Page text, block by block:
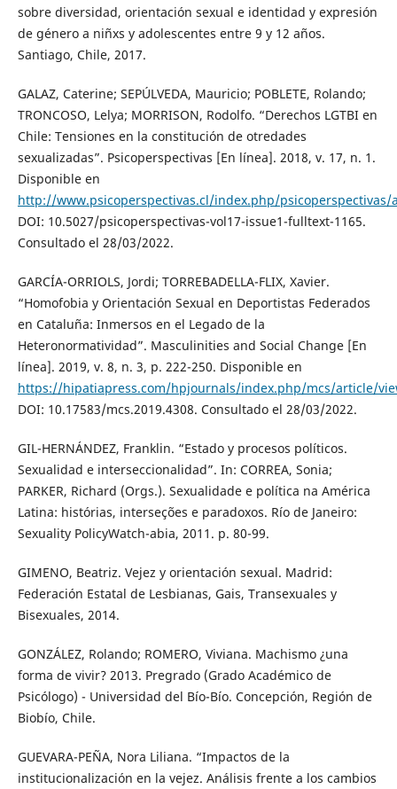
sobre diversidad, orientación sexual e identidad y expresión
de género a niñxs y adolescentes entre 9 y 12 años.
Santiago, Chile, 2017.
GALAZ, Caterine; SEPÚLVEDA, Mauricio; POBLETE, Rolando;
TRONCOSO, Lelya; MORRISON, Rodolfo. “Derechos LGTBI en
Chile: Tensiones en la constitución de otredades
sexualizadas”. Psicoperspectivas [En línea]. 2018, v. 17, n. 1.
Disponible en
http://www.psicoperspectivas.cl/index.php/psicoperspectivas/
DOI: 10.5027/psicoperspectivas-vol17-issue1-fulltext-1165.
Consultado el 28/03/2022.
GARCÍA-ORRIOLS, Jordi; TORREBADELLA-FLIX, Xavier.
“Homofobia y Orientación Sexual en Deportistas Federados
en Cataluña: Inmersos en el Legado de la
Heteronormatividad”. Masculinities and Social Change [En
línea]. 2019, v. 8, n. 3, p. 222-250. Disponible en
https://hipatiapress.com/hpjournals/index.php/mcs/article/
DOI: 10.17583/mcs.2019.4308. Consultado el 28/03/2022.
GIL-HERNÁNDEZ, Franklin. “Estado y procesos políticos.
Sexualidad e interseccionalidad”. In: CORREA, Sonia;
PARKER, Richard (Orgs.). Sexualidade e política na América
Latina: histórias, interseções e paradoxos. Río de Janeiro:
Sexuality PolicyWatch-abia, 2011. p. 80-99.
GIMENO, Beatriz. Vejez y orientación sexual. Madrid:
Federación Estatal de Lesbianas, Gais, Transexuales y
Bisexuales, 2014.
GONZÁLEZ, Rolando; ROMERO, Viviana. Machismo ¿una
forma de vivir? 2013. Pregrado (Grado Académico de
Psicólogo) - Universidad del Bío-Bío. Concepción, Región de
Biobío, Chile.
GUEVARA-PEÑA, Nora Liliana. “Impactos de la
institucionalización en la vejez. Análisis frente a los cambios